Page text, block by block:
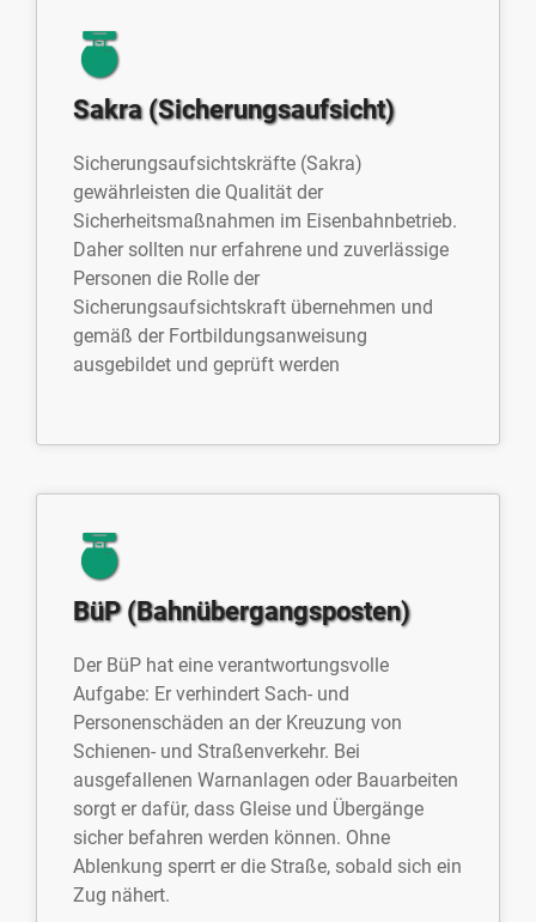
Sakra (Sicherungsaufsicht)
Sicherungsaufsichtskräfte (Sakra)
gewährleisten die Qualität der
Sicherheitsmaßnahmen im Eisenbahnbetrieb.
Daher sollten nur erfahrene und zuverlässige
Personen die Rolle der
Sicherungsaufsichtskraft übernehmen und
gemäß der Fortbildungsanweisung
ausgebildet und geprüft werden
BüP (Bahnübergangsposten)
Der BüP hat eine verantwortungsvolle
Aufgabe: Er verhindert Sach- und
Personenschäden an der Kreuzung von
Schienen- und Straßenverkehr. Bei
ausgefallenen Warnanlagen oder Bauarbeiten
sorgt er dafür, dass Gleise und Übergänge
sicher befahren werden können. Ohne
Ablenkung sperrt er die Straße, sobald sich ein
Zug nähert.